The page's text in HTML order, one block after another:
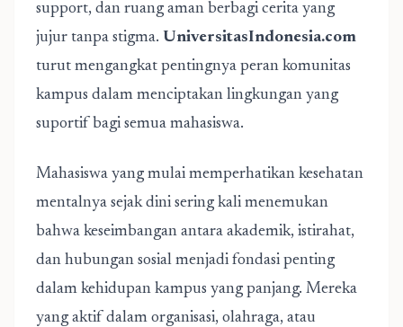
support, dan ruang aman berbagi cerita yang
jujur tanpa stigma. UniversitasIndonesia.com
turut mengangkat pentingnya peran komunitas
kampus dalam menciptakan lingkungan yang
suportif bagi semua mahasiswa.
Mahasiswa yang mulai memperhatikan kesehatan
mentalnya sejak dini sering kali menemukan
bahwa keseimbangan antara akademik, istirahat,
dan hubungan sosial menjadi fondasi penting
dalam kehidupan kampus yang panjang. Mereka
yang aktif dalam organisasi, olahraga, atau